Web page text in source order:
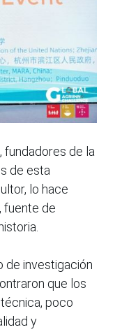
fundadores de la
de esta
lo hace
fuente de
de investigación
que los
poco
y